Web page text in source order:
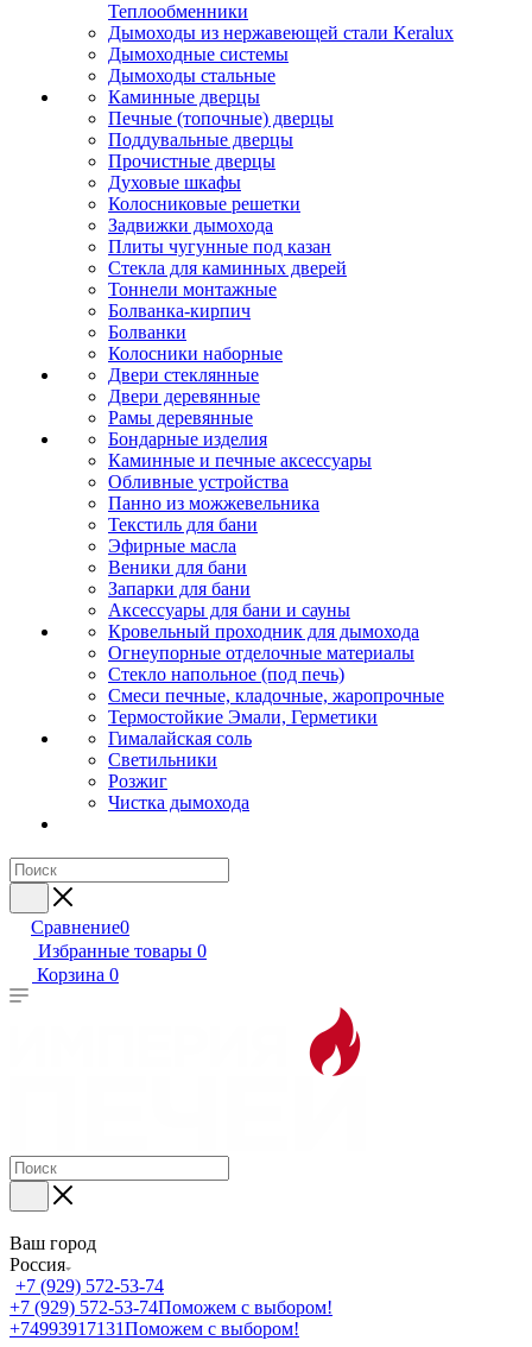
Теплообменники
Дымоходы из нержавеющей стали Keralux
Дымоходные системы
Дымоходы стальные
Каминные дверцы
Печные (топочные) дверцы
Поддувальные дверцы
Прочистные дверцы
Духовые шкафы
Колосниковые решетки
Задвижки дымохода
Плиты чугунные под казан
Стекла для каминных дверей
Тоннели монтажные
Болванка-кирпич
Болванки
Колосники наборные
Двери стеклянные
Двери деревянные
Рамы деревянные
Бондарные изделия
Каминные и печные аксессуары
Обливные устройства
Панно из можжевельника
Текстиль для бани
Эфирные масла
Веники для бани
Запарки для бани
Аксессуары для бани и сауны
Кровельный проходник для дымохода
Огнеупорные отделочные материалы
Стекло напольное (под печь)
Смеси печные, кладочные, жаропрочные
Термостойкие Эмали, Герметики
Гималайская соль
Светильники
Розжиг
Чистка дымохода
Сравнение0
Избранные товары 0
Корзина 0
Ваш город
Россия
+7 (929) 572-53-74
+7 (929) 572-53-74Поможем с выбором!
+74993917131Поможем с выбором!